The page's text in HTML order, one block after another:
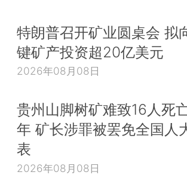
特朗普召开矿业圆桌会 拟
键矿产投资超20亿美元
2026年08月08日
贵州山脚树矿难致16人死
年 矿长涉罪被罢免全国人
表
2026年08月08日